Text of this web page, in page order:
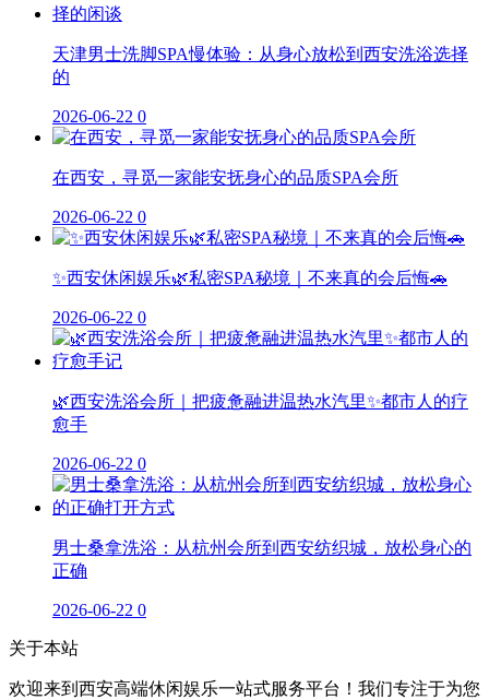
天津男士洗脚SPA慢体验：从身心放松到西安洗浴选择
的
2026-06-22 0
在西安，寻觅一家能安抚身心的品质SPA会所
2026-06-22 0
✨西安休闲娱乐🌿私密SPA秘境｜不来真的会后悔🚗
2026-06-22 0
🌿西安洗浴会所｜把疲惫融进温热水汽里✨都市人的疗
愈手
2026-06-22 0
男士桑拿洗浴：从杭州会所到西安纺织城，放松身心的
正确
2026-06-22 0
关于本站
欢迎来到西安高端休闲娱乐一站式服务平台！我们专注于为您